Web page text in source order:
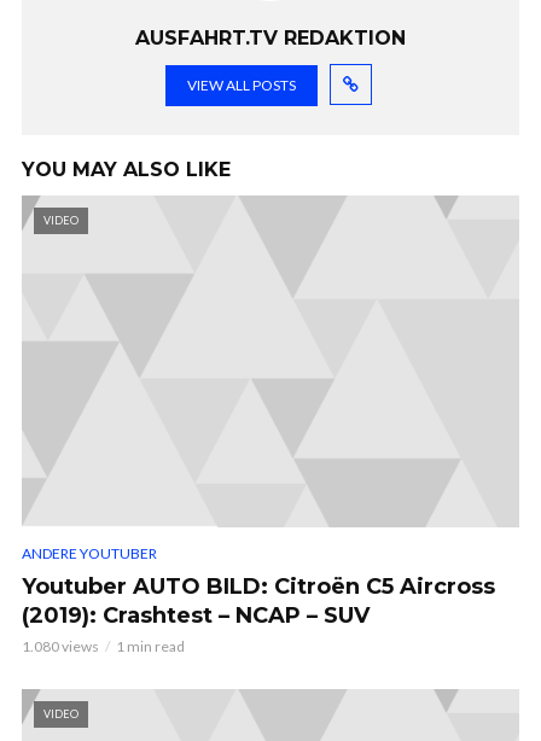
AUSFAHRT.TV REDAKTION
VIEW ALL POSTS
YOU MAY ALSO LIKE
VIDEO
ANDERE YOUTUBER
Youtuber AUTO BILD: Citroën C5 Aircross
(2019): Crashtest – NCAP – SUV
1.080 views 1 min read
VIDEO